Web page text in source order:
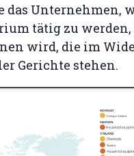
Unternehmen,
tätig zu
wird, die im
Gerichte stehen.